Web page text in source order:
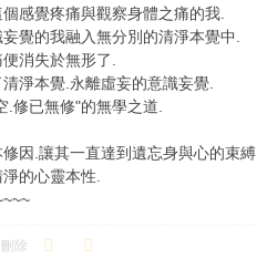
感覺疼痛與觀察身體之痛的我.
覺的我融入無分別的清淨本覺中.
消失於無形了.
淨本覺.永離虛妄的意識妄覺.
.修已無修"的無學之道.
因.讓其一直達到遺忘身與心的束縛.
的心靈本性.
刪除